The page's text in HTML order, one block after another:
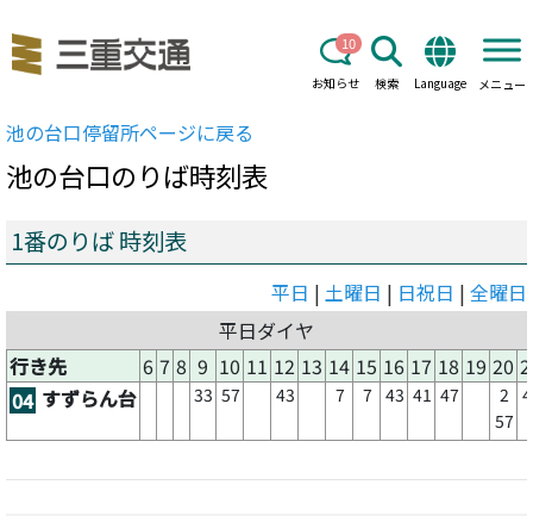
お知らせ
10
検索 Language メニュー
池の台口停留所ページに戻る
池の台口のりば時刻表
1番のりば 時刻表
平日 | 土曜日 | 日祝日 | 全曜日
平日ダイヤ
行き先
6 7 8 9 10 11 12 13 14 15 16 17 18 19 20
04 すずらん台 33 57 43 7 7 43 41 47
2
57